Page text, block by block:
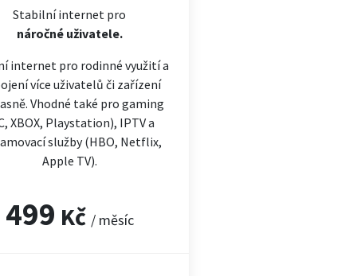
Stabilní internet pro
náročnéuživatele.
internet pro rodinné využití a
více uživatelů či zařízení
Vhodné také pro gaming
XBOX, Playstation), IPTV a
služby (HBO, Netflix,
Apple TV).
499 Kč / měsíc